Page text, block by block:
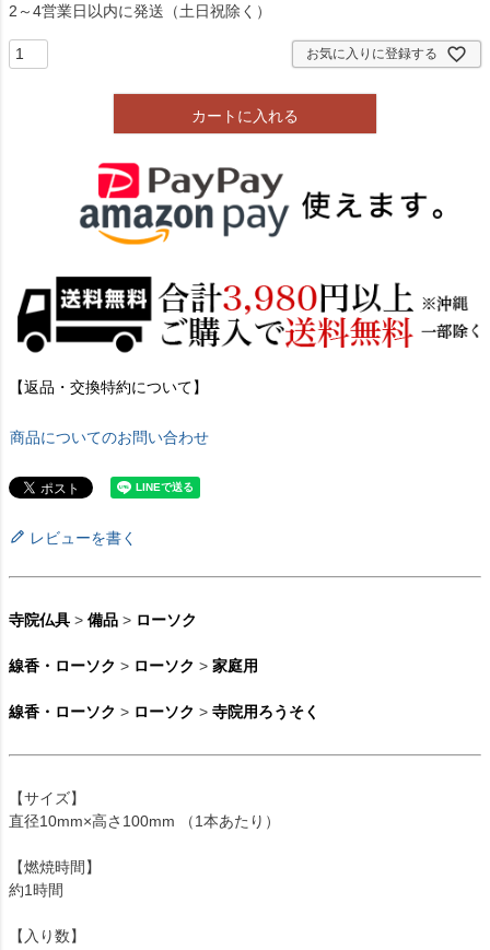
2～4営業日以内に発送（土日祝除く）
お気に入りに登録する
カートに入れる
【返品・交換特約について】
商品についてのお問い合わせ
レビューを書く
寺院仏具 > 備品 > ローソク
線香・ローソク > ローソク > 家庭用
線香・ローソク > ローソク > 寺院用ろうそく
【サイズ】
直径10mm×高さ100mm （1本あたり）
【燃焼時間】
約1時間
【入り数】